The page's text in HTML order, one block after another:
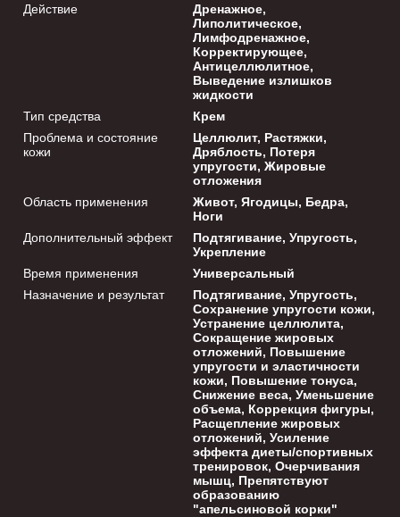
Действие
Дренажное,
Липолитическое,
Лимфодренажное,
Корректирующее,
Антицеллюлитное,
Выведение излишков
жидкости
Тип средства
Крем
Проблема и состояние
кожи
Целлюлит, Растяжки,
Дряблость, Потеря
упругости, Жировые
отложения
Область применения
Живот, Ягодицы, Бедра,
Ноги
Дополнительный эффект
Подтягивание, Упругость,
Укрепление
Время применения
Универсальный
Назначение и результат
Подтягивание, Упругость,
Сохранение упругости кожи,
Устранение целлюлита,
Сокращение жировых
отложений, Повышение
упругости и эластичности
кожи, Повышение тонуса,
Снижение веса, Уменьшение
объема, Коррекция фигуры,
Расщепление жировых
отложений, Усиление
эффекта диеты/спортивных
тренировок, Очерчивания
мышц, Препятствуют
образованию
"апельсиновой корки"